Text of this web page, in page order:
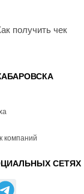
получить чек
компаний
СЕТЯХ